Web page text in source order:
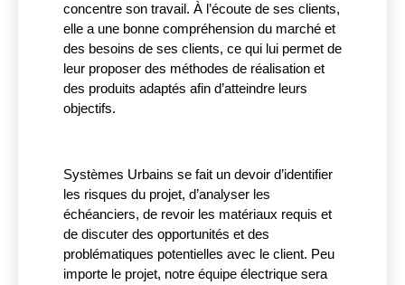
concentre son travail. À l’écoute de ses clients,
elle a une bonne compréhension du marché et
des besoins de ses clients, ce qui lui permet de
leur proposer des méthodes de réalisation et
des produits adaptés afin d’atteindre leurs
objectifs.
Systèmes Urbains se fait un devoir d’identifier
les risques du projet, d’analyser les
échéanciers, de revoir les matériaux requis et
de discuter des opportunités et des
problématiques potentielles avec le client. Peu
importe le projet, notre équipe électrique sera